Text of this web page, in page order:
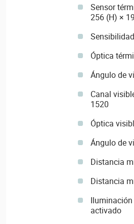
Sensor
256 (H) ×
Óptica
Ángulo de
Canal
1520
Óptica
Ángulo de
Distancia
Distancia
activado